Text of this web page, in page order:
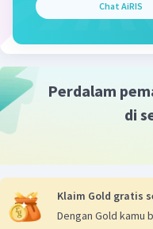
Pemobilan
bekerja untuk
termasuk
Mengamankan
Indonesia,
strategis bagi
Chat AiRIS
Perdalam
di
Klaim Gold gratis
Dengan Gold kamu